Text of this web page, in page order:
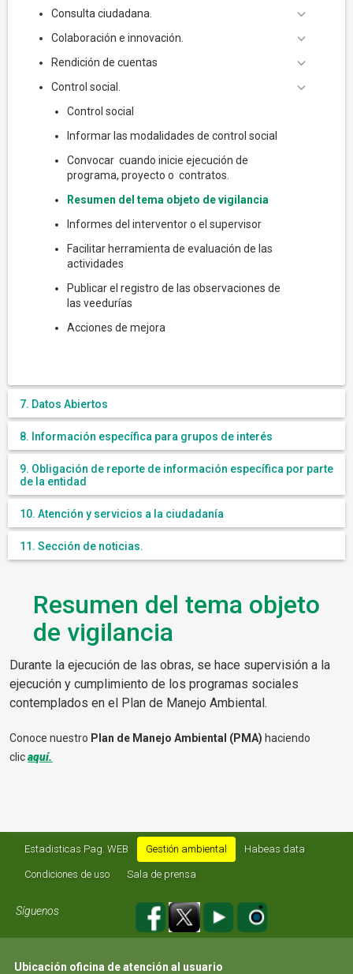
Consulta ciudadana.
Colaboración e innovación.
Rendición de cuentas
Control social.
Control social
Informar las modalidades de control social
Convocar cuando inicie ejecución de
programa, proyecto o contratos.
Resumen del tema objeto de vigilancia
Informes del interventor o el supervisor
Facilitar herramienta de evaluación de las
actividades
Publicar el registro de las observaciones de
las veedurías
Acciones de mejora
7. Datos Abiertos
8. Información específica para grupos de interés
9. Obligación de reporte de información específica por parte
de la entidad
10. Atención y servicios a la ciudadanía
11. Sección de noticias.
Resumen del tema objeto
de vigilancia
Durante la ejecución de las obras, se hace supervisión a la
ejecución y cumplimiento de los programas sociales
contemplados en el Plan de Manejo Ambiental.
Conoce nuestro Plan de Manejo Ambiental (PMA) haciendo
clicaquí.
Estadisticas Pag. WEB Gestión ambiental Habeas data
Condiciones de uso Sala de prensa
Síguenos
Ubicación oficina de atención al usuario